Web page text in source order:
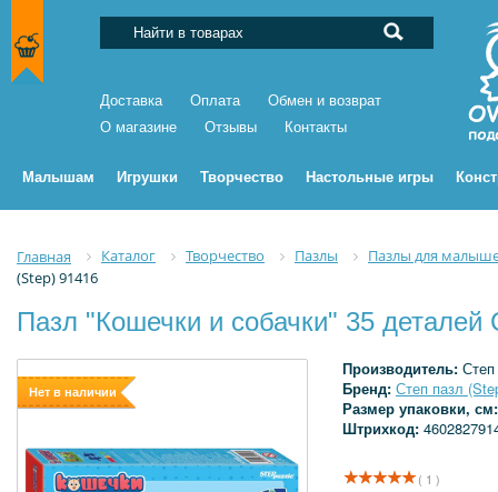
Доставка Оплата
Обмен и возврат
О магазине
Отзывы Контакты
Малышам Игрушки Творчество Настольные игры
Главная Каталог Творчество Пазлы
Пазлы для
(Step) 91416
Пазл "Кошечки и собачки" 35 деталей
Нет в наличии
Производитель:
Бренд: Степ пазл
Размер упаковки,
Штрихкод:
( 1 )